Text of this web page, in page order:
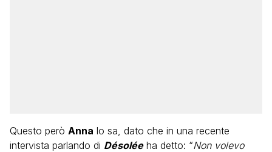
Questo però Anna lo sa, dato che in una recente
intervista parlando di Désoléeha detto: “Non volevo